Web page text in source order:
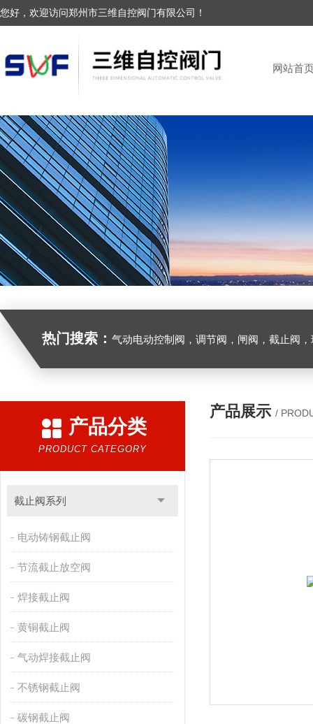
您好，欢迎访问郑州市三维自控阀门有限公司！
网站首
热门搜索： 气动电动控制阀，调节阀，闸阀，截止阀，球阀，蝶阀，止回阀，高温高压
产品分类
PRODUCT CATEGORY
截止阀系列
电动铸钢截止阀
节流截止放空阀
焊接截止阀
黄铜截止阀
气动焊接截止阀
不锈钢截止阀
碳钢截止阀
产品展示 /